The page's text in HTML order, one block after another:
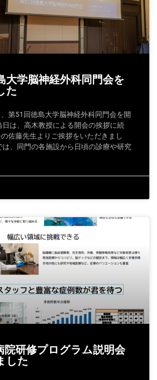
大学脳神経外科同門会を
た
第51回徳島大学脳神経外科同門会を開
日は、高木教授による開会の挨拶に続
佐藤先生よりご挨拶をいただきまし
は、同門の各施設から日頃の診療や研究
院研修プログラム説明会
した